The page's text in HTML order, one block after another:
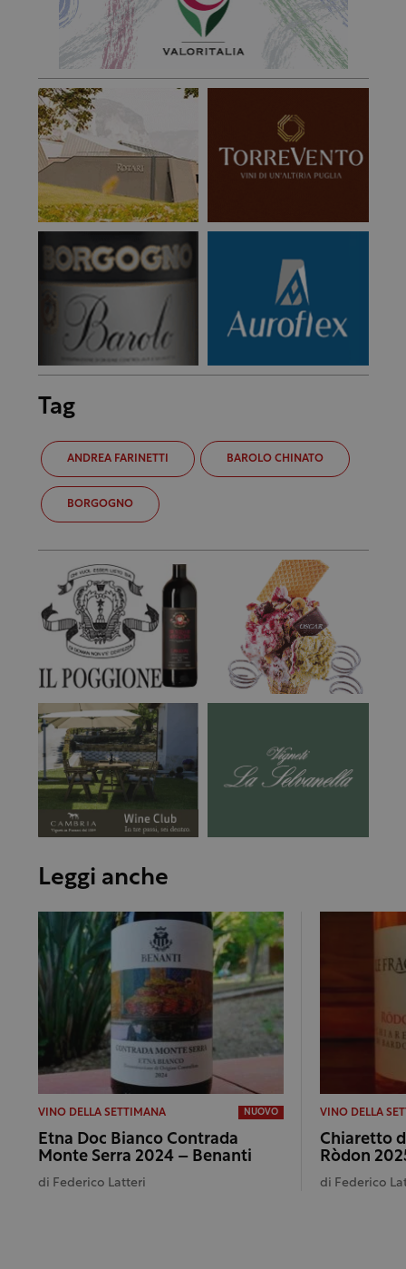
Tag
ANDREA FARINETTI BAROLO CHINATO
BORGOGNO
Leggi anche
VINO DELLA SETTIMANA NUOVO
Etna Doc Bianco Contrada
Monte Serra 2024 – Benanti
di Federico Latteri
VINO DELLA
Chiaretto
Ròdon
di Federico